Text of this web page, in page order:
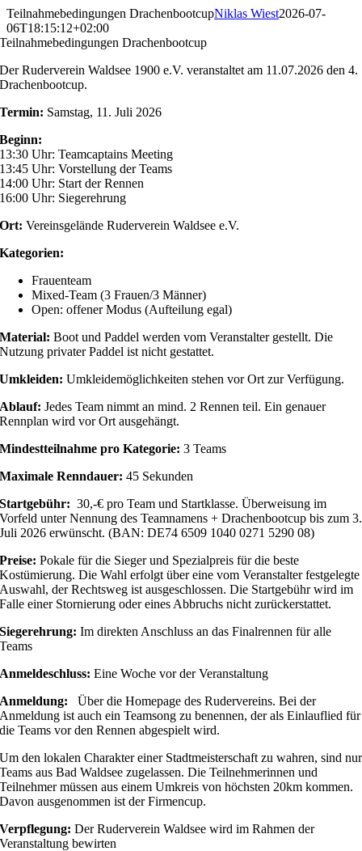
Skip
to
content
Teilnahmebedingungen DrachenbootcupNiklas Wiest2026-07-
06T18:15:12+02:00
Teilnahmebedingungen Drachenbootcup
Der Ruderverein Waldsee 1900 e.V. veranstaltet am 11.07.2026 den 4.
Drachenbootcup.
Termin: Samstag, 11. Juli 2026
Beginn:
13:30 Uhr: Teamcaptains Meeting
13:45 Uhr: Vorstellung der Teams
14:00 Uhr: Start der Rennen
16:00 Uhr: Siegerehrung
Ort:Vereinsgelände Ruderverein Waldsee e.V.
Kategorien:
Frauenteam
Mixed-Team (3 Frauen/3 Männer)
Open: offener Modus (Aufteilung egal)
Material: Boot und Paddel werden vom Veranstalter gestellt. Die
Nutzung privater Paddel ist nicht gestattet.
Umkleiden:Umkleidemöglichkeiten stehen vor Ort zur Verfügung.
Ablauf:Jedes Team nimmt an mind. 2 Rennen teil. Ein genauer
Rennplan wird vor Ort ausgehängt.
Mindestteilnahme pro Kategorie: 3 Teams
Maximale Renndauer: 45 Sekunden
Startgebühr: 30,-€ pro Team und Startklasse. Überweisung im
Vorfeld unter Nennung des Teamnamens + Drachenbootcup bis zum 3.
Juli 2026 erwünscht. (BAN: DE74 6509 1040 0271 5290 08)
Preise:Pokale für die Sieger und Spezialpreis für die beste
Kostümierung. Die Wahl erfolgt über eine vom Veranstalter festgelegte
Auswahl, der Rechtsweg ist ausgeschlossen. Die Startgebühr wird im
Falle einer Stornierung oder eines Abbruchs nicht zurückerstattet.
Siegerehrung: Im direkten Anschluss an das Finalrennen für alle
Teams
Anmeldeschluss: Eine Woche vor der Veranstaltung
Anmeldung: Über die Homepage des Rudervereins. Bei der
Anmeldung ist auch ein Teamsong zu benennen, der als Einlauflied für
die Teams vor den Rennen abgespielt wird.
Um den lokalen Charakter einer Stadtmeisterschaft zu wahren, sind nur
Teams aus Bad Waldsee zugelassen. Die Teilnehmerinnen und
Teilnehmer müssen aus einem Umkreis von höchsten 20km kommen.
Davon ausgenommen ist der Firmencup.
Verpflegung: Der Ruderverein Waldsee wird im Rahmen der
Veranstaltung bewirten